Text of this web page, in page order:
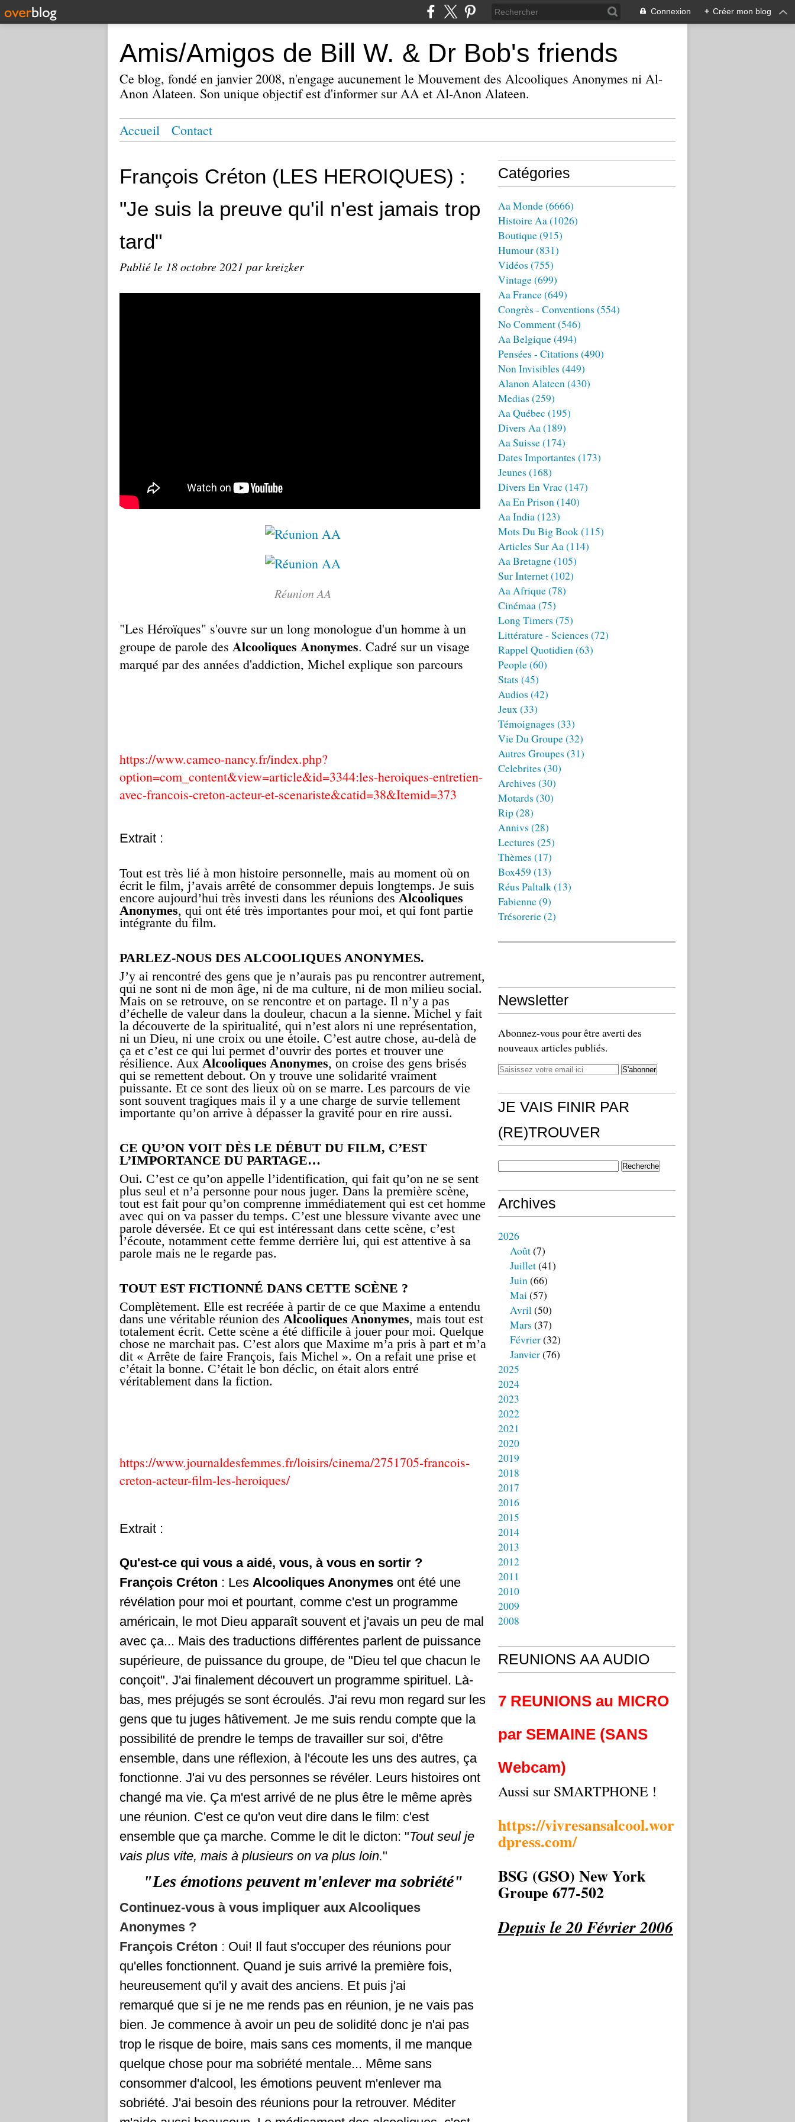
Connexion + Créer mon blog
Amis/Amigos de Bill W. & Dr Bob's friends
Ce blog, fondé en janvier 2008, n'engage aucunement le Mouvement des Alcooliques Anonymes ni Al-
Anon Alateen. Son unique objectif est d'informer sur AA et Al-Anon Alateen.
Accueil Contact
François Créton (LES HEROIQUES) :
"Je suis la preuve qu'il n'est jamais trop
tard"
Publié le 18 octobre 2021 par kreizker
Réunion AA
"Les Héroïques" s'ouvre sur un long monologue d'un homme à un
groupe de parole des Alcooliques Anonymes. Cadré sur un visage
marqué par des années d'addiction, Michel explique son parcours
https://www.cameo-nancy.fr/index.php?
option=com_content&view=article&id=3344:les-heroiques-entretien-
avec-francois-creton-acteur-et-scenariste&catid=38&Itemid=373
Extrait :
Tout est très lié à mon histoire personnelle, mais au moment où on
écrit le film, j’avais arrêté de consommer depuis longtemps. Je suis
encore aujourd’hui très investi dans les réunions desAlcooliques
Anonymes, qui ont été très importantes pour moi, et qui font partie
intégrante du film.
PARLEZ-NOUS DES ALCOOLIQUES ANONYMES.
J’y ai rencontré des gens que je n’aurais pas pu rencontrer autrement,
qui ne sont ni de mon âge, ni de ma culture, ni de mon milieu social.
Mais on se retrouve, on se rencontre et on partage. Il n’y a pas
d’échelle de valeur dans la douleur, chacun a la sienne. Michel y fait
la découverte de la spiritualité, qui n’est alors ni une représentation,
ni un Dieu, ni une croix ou une étoile. C’est autre chose, au-delà de
ça et c’est ce qui lui permet d’ouvrir des portes et trouver une
résilience. Aux Alcooliques Anonymes, on croise des gens brisés
qui se remettent debout. On y trouve une solidarité vraiment
puissante. Et ce sont des lieux où on se marre. Les parcours de vie
sont souvent tragiques mais il y a une charge de survie tellement
importante qu’on arrive à dépasser la gravité pour en rire aussi.
CE QU’ON VOIT DÈS LE DÉBUT DU FILM, C’EST
L’IMPORTANCE DU PARTAGE…
Oui. C’est ce qu’on appelle l’identification, qui fait qu’on ne se sent
plus seul et n’a personne pour nous juger. Dans la première scène,
tout est fait pour qu’on comprenne immédiatement qui est cet homme
avec qui on va passer du temps. C’est une blessure vivante avec une
parole déversée. Et ce qui est intéressant dans cette scène, c’est
l’écoute, notamment cette femme derrière lui, qui est attentive à sa
parole mais ne le regarde pas.
TOUT EST FICTIONNÉ DANS CETTE SCÈNE ?
Complètement. Elle est recréée à partir de ce que Maxime a entendu
dans une véritable réunion des Alcooliques Anonymes, mais tout est
totalement écrit. Cette scène a été difficile à jouer pour moi. Quelque
chose ne marchait pas. C’est alors que Maxime m’a pris à part et m’a
dit « Arrête de faire François, fais Michel ». On a refait une prise et
c’était la bonne. C’était le bon déclic, on était alors entré
véritablement dans la fiction.
https://www.journaldesfemmes.fr/loisirs/cinema/2751705-francois-
creton-acteur-film-les-heroiques/
Extrait :
Qu'est-ce qui vous a aidé, vous, à vous en sortir ?
François Créton : Les Alcooliques Anonymes ont été une
révélation pour moi et pourtant, comme c'est un programme
américain, le mot Dieu apparaît souvent et j'avais un peu de mal
avec ça... Mais des traductions différentes parlent de puissance
supérieure, de puissance du groupe, de "Dieu tel que chacun le
conçoit". J'ai finalement découvert un programme spirituel. Là-
bas, mes préjugés se sont écroulés. J'ai revu mon regard sur les
gens que tu juges hâtivement. Je me suis rendu compte que la
possibilité de prendre le temps de travailler sur soi, d'être
ensemble, dans une réflexion, à l'écoute les uns des autres, ça
fonctionne. J'ai vu des personnes se révéler. Leurs histoires ont
changé ma vie. Ça m'est arrivé de ne plus être le même après
une réunion. C'est ce qu'on veut dire dans le film: c'est
ensemble que ça marche. Comme le dit le dicton: "Tout seul je
vais plus vite, mais à plusieurs on va plus loin."
"Les émotions peuvent m'enlever ma sobriété"
Continuez-vous à vous impliquer aux Alcooliques
Anonymes ?
François Créton : Oui! Il faut s'occuper des réunions pour
qu'elles fonctionnent. Quand je suis arrivé la première fois,
heureusement qu'il y avait des anciens. Et puis j'ai
remarqué que si je ne me rends pas en réunion, je ne vais pas
bien. Je commence à avoir un peu de solidité donc je n'ai pas
trop le risque de boire, mais sans ces moments, il me manque
quelque chose pour ma sobriété mentale... Même sans
consommer d'alcool, les émotions peuvent m'enlever ma
sobriété. J'ai besoin des réunions pour la retrouver. Méditer
Catégories
Aa Monde(6666)
Histoire Aa(1026)
Boutique(915)
Humour(831)
Vidéos (755)
Vintage(699)
Aa France(649)
Congrès - Conventions (554)
No Comment(546)
Aa Belgique(494)
Pensées - Citations (490)
Non Invisibles (449)
Alanon Alateen(430)
Medias (259)
Aa Québec (195)
Divers Aa(189)
Aa Suisse(174)
Dates Importantes (173)
Jeunes (168)
Divers En Vrac (147)
Aa En Prison(140)
Aa India(123)
Mots Du Big Book(115)
Articles Sur Aa(114)
Aa Bretagne(105)
Sur Internet(102)
Aa Afrique(78)
Cinémaa(75)
Long Timers (75)
Littérature - Sciences (72)
Rappel Quotidien(63)
People(60)
Stats (45)
Audios (42)
Jeux(33)
Témoignages (33)
Vie Du Groupe(32)
Autres Groupes (31)
Celebrites (30)
Archives (30)
Motards (30)
Rip(28)
Annivs (28)
Lectures (25)
Thèmes (17)
Box459 (13)
Réus Paltalk(13)
Fabienne(9)
Trésorerie(2)
Newsletter
Abonnez-vous pour être averti des
nouveaux articles publiés.
JE VAIS FINIR PAR
(RE)TROUVER
Archives
2026
Août(7)
Juillet(41)
Juin(66)
Mai(57)
Avril(50)
Mars (37)
Février(32)
Janvier(76)
2025
2024
2023
2022
2021
2020
2019
2018
2017
2016
2015
2014
2013
2012
2011
2010
2009
2008
REUNIONS AA AUDIO
7 REUNIONS au MICRO
par SEMAINE (SANS
Webcam)
Aussi sur SMARTPHONE !
https://vivresansalcool.wor
dpress.com/
BSG (GSO) New York
Groupe 677-502
Depuis le 20 Février 2006